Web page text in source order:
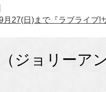
（ジョリーア